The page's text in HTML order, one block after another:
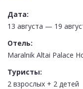
Дата:
13 августа — 19
Отель:
Maralnik Altai Palace
Туристы:
2 взрослых + 2 детей